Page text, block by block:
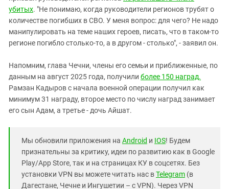
убитых. "Не понимаю, когда руководители регионов трубят о
количестве погибших в СВО. У меня вопрос: для чего? Не надо
манипулировать на теме наших героев, писать, что в таком-то
регионе погибло столько-то, а в другом - столько", - заявил он.
Напомним, глава Чечни, члены его семьи и приближенные, по
данным на август 2025 года, получили более 150 наград.
Рамзан Кадыров с начала военной операции получил как
минимум 31 награду, второе место по числу наград занимает
его сын Адам, а третье - дочь Айшат.
Мы обновили приложения на Android и IOS! Будем
признательны за критику, идеи по развитию как в Google
Play/App Store, так и на страницах КУ в соцсетях. Без
установки VPN вы можете читать нас вTelegram (в
Дагестане, Чечне и Ингушетии – с VPN). Через VPN